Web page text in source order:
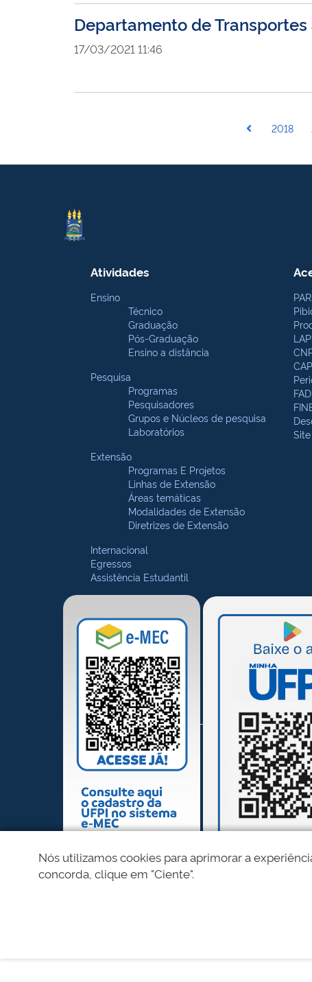
Departamento de
17/03/2021 11:46
2018
Atividades
Ensino
Técnico
Graduação
Pós-Graduação
Ensino a distância
Pesquisa
Programas
Pesquisadores
Grupos e Núcleos de pesquisa
Laboratórios
Extensão
Programas E Projetos
Linhas de Extensão
Áreas temáticas
Modalidades de Extensão
Diretrizes de Extensão
Internacional
Egressos
Assistência Estudantil
Nós utilizamos cookies para aprimorar a
concorda, clique em "Ciente".